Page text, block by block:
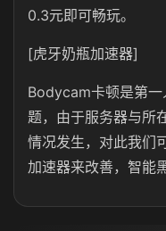
0.3元即可畅玩。
[虎牙奶瓶加速器]
Bodycam卡顿是第一
题，由于服务器与所
情况发生，对此我们
加速器来改善，智能